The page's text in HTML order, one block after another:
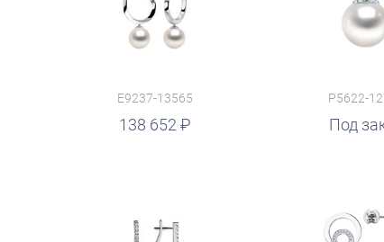
E9237-13565
138 652
P5622-
Под
руб.